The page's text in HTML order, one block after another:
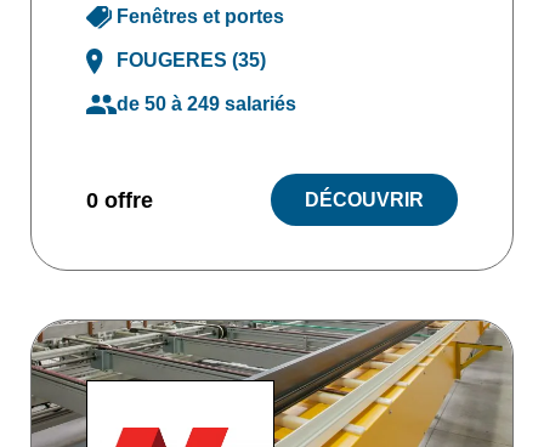
Fenêtres et portes
FOUGERES (35)
de 50 à 249 salariés
0 offre DÉCOUVRIR